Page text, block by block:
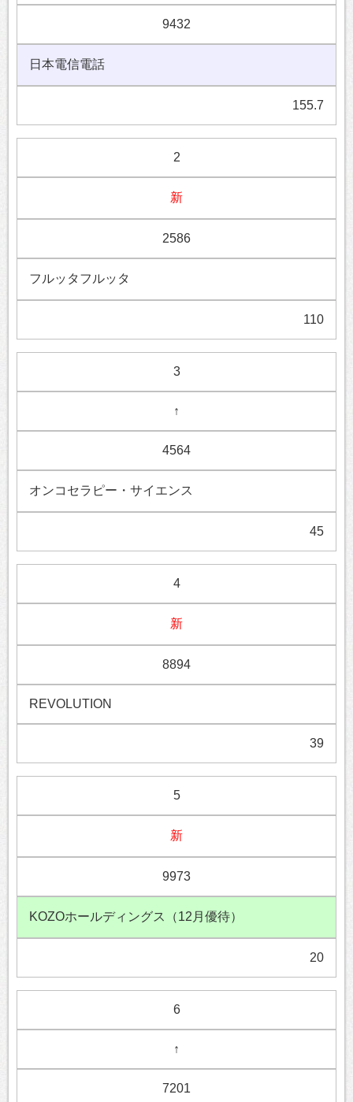
9432
日本電信電話
155.7
2
新
2586
フルッタフルッタ
110
3
↑
4564
オンコセラピー・サイエンス
45
4
新
8894
REVOLUTION
39
5
新
9973
KOZOホールディングス（12月優待）
20
6
↑
7201